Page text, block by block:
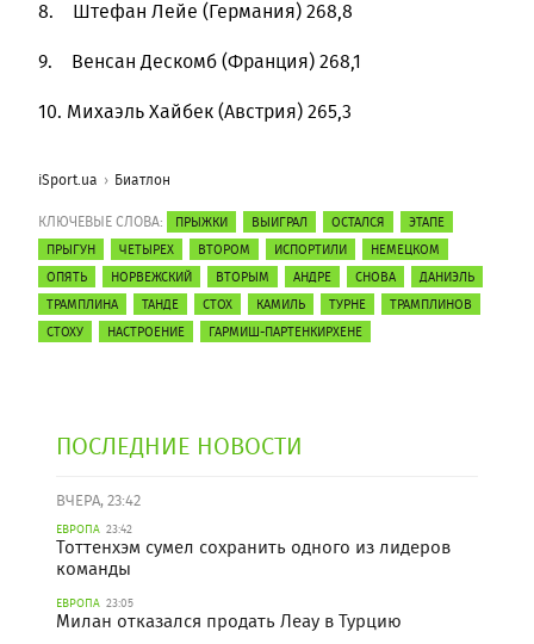
8. Штефан Лейе (Германия) 268,8
9. Венсан Дескомб (Франция) 268,1
10. Михаэль Хайбек (Австрия) 265,3
iSport.ua Биатлон
КЛЮЧЕВЫЕ СЛОВА: ПРЫЖКИ ВЫИГРАЛ ОСТАЛСЯ
ЭТАПЕ
ПРЫГУН
ЧЕТЫРЕХ ВТОРОМ ИСПОРТИЛИ
НЕМЕЦКОМ
ОПЯТЬ
НОРВЕЖСКИЙ ВТОРЫМ АНДРЕ СНОВА
ДАНИЭЛЬ
ТРАМПЛИНА
ТАНДЕ СТОХ КАМИЛЬ ТУРНЕ
ТРАМПЛИНОВ
СТОХУ
НАСТРОЕНИЕ ГАРМИШ-ПАРТЕНКИРХЕНЕ
ПОСЛЕДНИЕ НОВОСТИ
ВЧЕРА, 23:42
ЕВРОПА 23:42
Тоттенхэм сумел сохранить одного из лидеров
команды
ЕВРОПА 23:05
Милан отказался продать Леау в Турцию